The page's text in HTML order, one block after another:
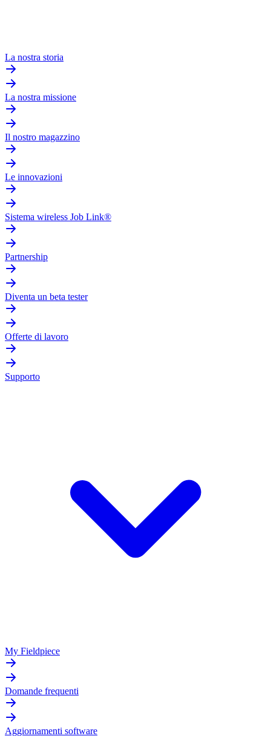
La nostra storia
La nostra missione
Il nostro magazzino
Le innovazioni
Sistema wireless Job Link®
Partnership
Diventa un beta tester
Offerte di lavoro
Supporto
My Fieldpiece
Domande frequenti
Aggiornamenti software